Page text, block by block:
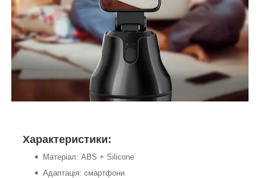
Характеристики:
Матеріал: ABS + Silicone
Адаптація: смартфони